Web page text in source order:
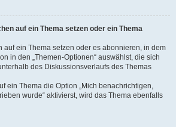
auf ein Thema setzen oder ein Thema
auf ein Thema setzen oder es abonnieren, in dem
in den „Themen-Optionen“ auswählst, die sich
des Diskussionsverlaufs des Themas
ein Thema die Option „Mich benachrichtigen,
wurde“ aktivierst, wird das Thema ebenfalls